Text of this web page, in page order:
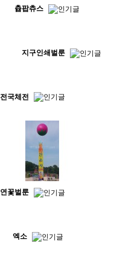
츕팝츄스
지구인쇄벌룬
전국체전
연꽃벌룬
엑소